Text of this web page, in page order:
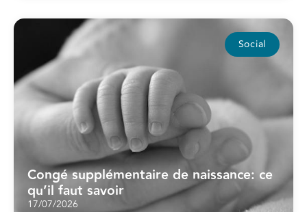
Social
Congé supplémentaire de naissance: ce
qu’il faut savoir
17/07/2026